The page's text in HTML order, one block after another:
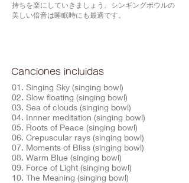
持ちを楽にしていきましょう。シンギングボウルの
美しい倍音は睡眠時にも最適です。
Canciones incluidas
01. Singing Sky (singing bowl)
02. Slow floating (singing bowl)
03. Sea of clouds (singing bowl)
04. Innner meditation (singing bowl)
05. Roots of Peace (singing bowl)
06. Crepuscular rays (singing bowl)
07. Moments of Bliss (singing bowl)
08. Warm Blue (singing bowl)
09. Force of Light (singing bowl)
10. The Meaning (singing bowl)